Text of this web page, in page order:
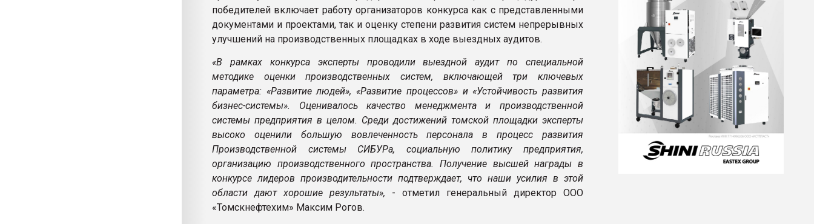
победителей включает работу организаторов конкурса как с представленными
документами и проектами, так и оценку степени развития систем непрерывных
улучшений на производственных площадках в ходе выездных аудитов.
«В рамках конкурса эксперты проводили выездной аудит по специальной
методике оценки производственных систем, включающей три ключевых
параметра: «Развитие людей», «Развитие процессов» и «Устойчивость развития
бизнес-системы». Оценивалось качество менеджмента и производственной
системы предприятия в целом. Среди достижений томской площадки эксперты
высоко оценили большую вовлеченность персонала в процесс развития
Производственной системы СИБУРа, социальную политику предприятия,
организацию производственного пространства. Получение высшей награды в
конкурсе лидеров производительности подтверждает, что наши усилия в этой
области дают хорошие результаты», - отметил генеральный директор ООО
«Томскнефтехим» Максим Рогов.